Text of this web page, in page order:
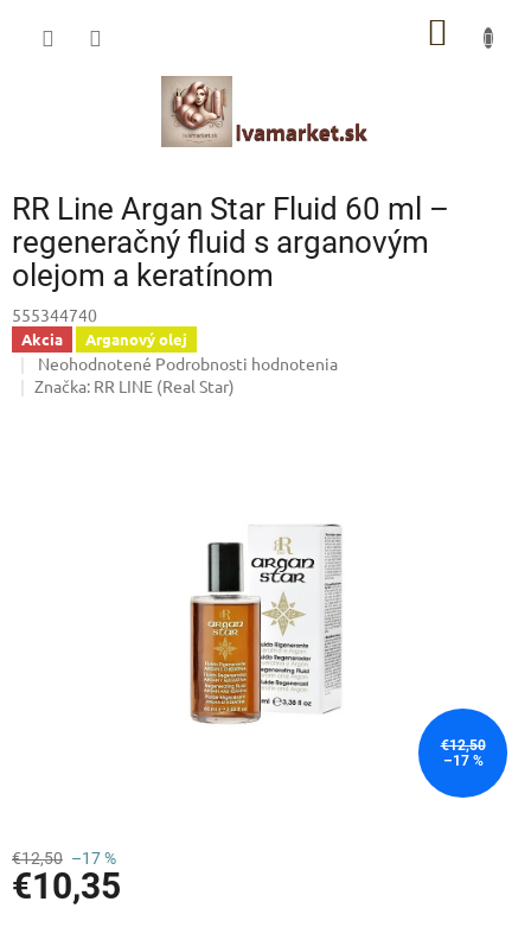
RR Line Argan Star Fluid 60 ml –
regeneračný fluid s arganovým
olejom a keratínom
555344740
Akcia Arganový olej
Priemerné
hodnotenie
Neohodnotené Podrobnosti hodnotenia
Značka: RR LINE (Real Star)
€12,50
–17 %
€12,50 –17 %
€10,35
IVAMARKET poradca